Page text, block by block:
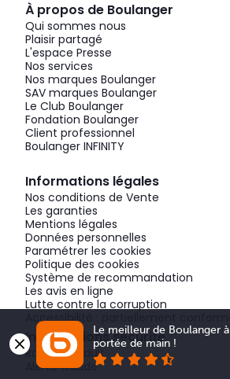
À propos de Boulanger
Qui sommes nous
Plaisir partagé
L'espace Presse
Nos services
Nos marques Boulanger
SAV marques Boulanger
Le Club Boulanger
Fondation Boulanger
Client professionnel
Boulanger INFINITY
Informations légales
Nos conditions de Vente
Les garanties
Mentions légales
Données personnelles
Paramétrer les cookies
Politique des cookies
Système de recommandation
Les avis en ligne
Lutte contre la corruption
Accessibilité : partiellement conforme
Informations sécurité
Rappel produit
Alerte fraude
Le meilleur de Boulanger à
portée de main !